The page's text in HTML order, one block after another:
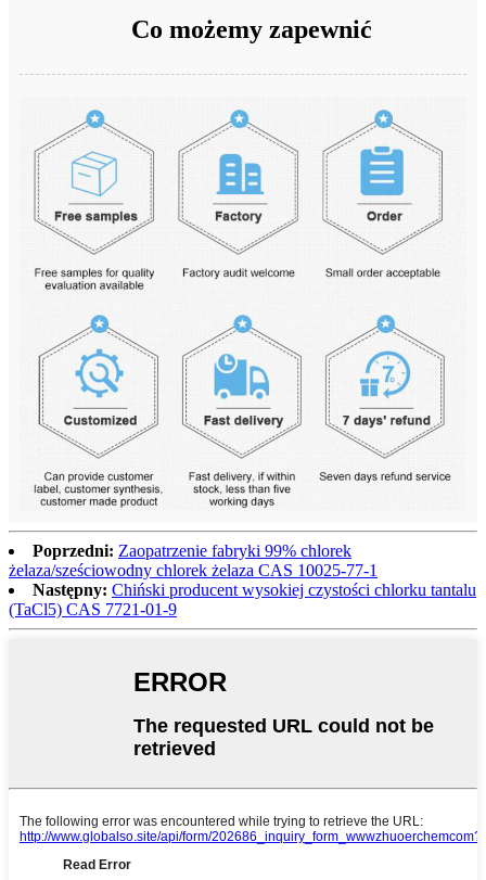
Co możemy zapewnić
Poprzedni: Zaopatrzenie fabryki 99% chlorek
żelaza/sześciowodny chlorek żelaza CAS 10025-77-1
Następny: Chiński producent wysokiej czystości chlorku tantalu
(TaCl5) CAS 7721-01-9